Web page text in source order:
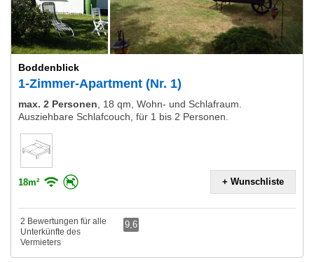
Boddenblick
1-Zimmer-Apartment (Nr. 1)
max. 2 Personen
18 qm, Wohn- und Schlafraum.
Ausziehbare Schlafcouch, für 1 bis 2 Personen.
18m² + Wunschliste
2 Bewertungen für alle
Unterkünfte des
Vermieters
9,6